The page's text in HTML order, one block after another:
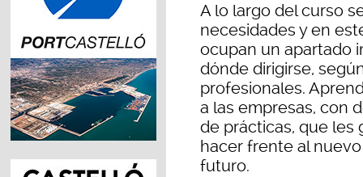
A lo largo del curso
necesidades y en
ocupan un apartado
dónde dirigirse,
profesionales.
a las empresas, con
de prácticas, que les
hacer frente al
futuro.